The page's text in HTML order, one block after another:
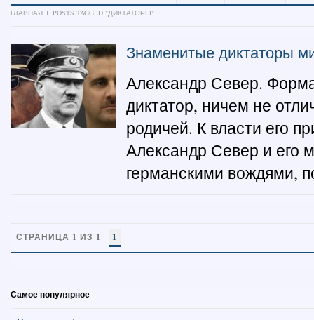
ГЛАВНАЯ
POSTS TAGGED "ДИКТАТОРЫ"
Знаменитые диктаторы
Александр Север.
диктатор, ничем не
родичей. К власти его
Александр Север и его
германскими вождями,
СТРАНИЦА 1 ИЗ 1 1
Самое популярное